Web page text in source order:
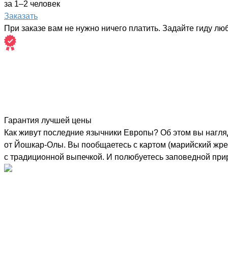
за 1–2 человек
Заказать
При заказе вам не нужно ничего платить. Задайте гиду
Гарантия лучшей цены
Как живут последние язычники Европы? Об этом вы
от Йошкар-Олы. Вы пообщаетесь с картом (марийский
с традиционной выпечкой. И полюбуетесь заповедной